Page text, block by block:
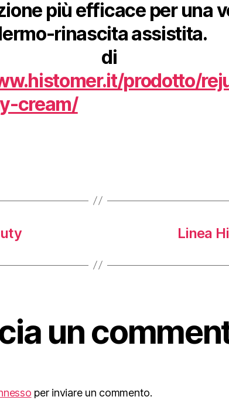
più efficace per una
rinascita assistita.
di
prodotto/
cream/
Linea
un
per inviare un commento.